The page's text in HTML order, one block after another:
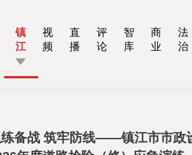
镇
江
视
频
直
播
评
论
智
库
商
业
法
治
练备战 筑牢防线——镇江市市政